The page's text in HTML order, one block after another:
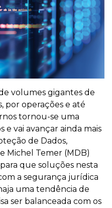
volumes gigantes de
por operações e até
tornou-se uma
e vai avançar ainda mais
de Dados,
Michel Temer (MDB)
que soluções nesta
a segurança jurídica
uma tendência de
ser balanceada com os